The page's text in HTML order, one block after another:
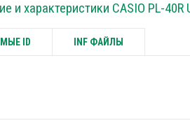
и характеристики CASIO PL-40R
ID INF ФАЙЛЫ